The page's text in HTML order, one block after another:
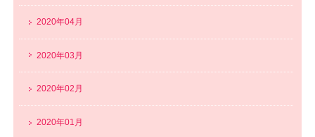
2020年04月
2020年03月
2020年02月
2020年01月